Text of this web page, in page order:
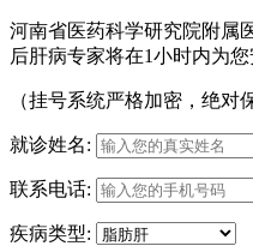
河南省医药科学研究院附属
后肝病专家将在1小时内为您
（挂号系统严格加密，绝对
就诊姓名:
联系电话:
疾病类型: